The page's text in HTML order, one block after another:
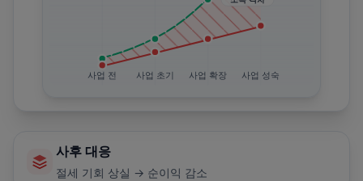
사업 전 사업 초기 사업 확장 사업 성숙
사후 대응
절세 기회 상실 → 순이익 감소